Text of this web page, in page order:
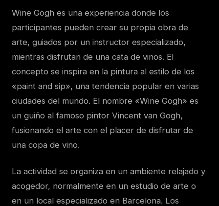
Wine Gogh es una experiencia donde los
participantes pueden crear su propia obra de
arte, guiados por un instructor especializado,
mientras disfrutan de una cata de vinos. El
concepto se inspira en la pintura al estilo de los
«paint and sip», una tendencia popular en varias
ciudades del mundo. El nombre «Wine Gogh» es
un guiño al famoso pintor Vincent van Gogh,
fusionando el arte con el placer de disfrutar de
una copa de vino.
La actividad se organiza en un ambiente relajado y
acogedor, normalmente en un estudio de arte o
en un local especializado en Barcelona. Los